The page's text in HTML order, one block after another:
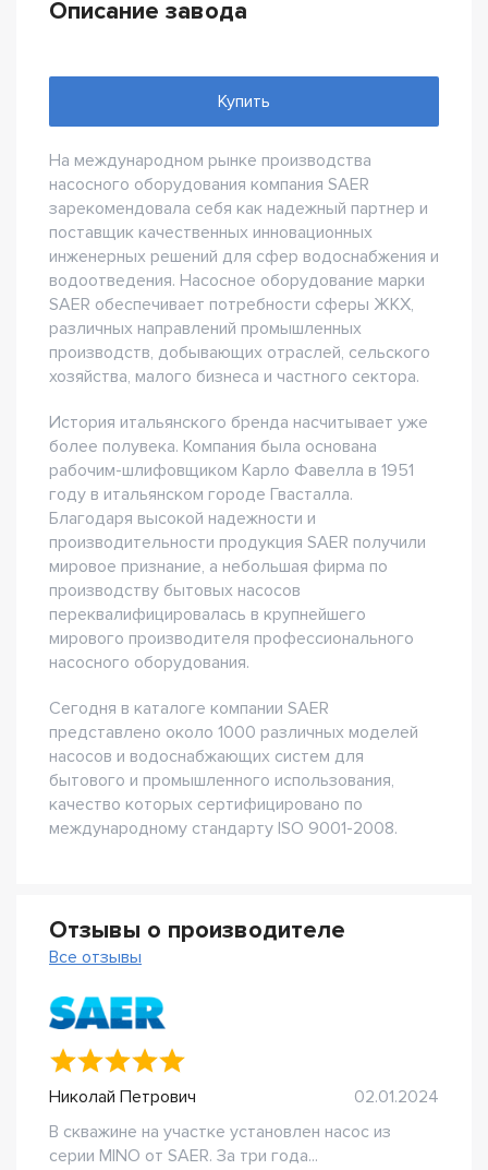
Описание завода
Купить
На международном рынке производства
насосного оборудования компания SAER
зарекомендовала себя как надежный партнер и
поставщик качественных инновационных
инженерных решений для сфер водоснабжения и
водоотведения. Насосное оборудование марки
SAER обеспечивает потребности сферы ЖКХ,
различных направлений промышленных
производств, добывающих отраслей, сельского
хозяйства, малого бизнеса и частного сектора.
История итальянского бренда насчитывает уже
более полувека. Компания была основана
рабочим-шлифовщиком Карло Фавелла в 1951
году в итальянском городе Гвасталла.
Благодаря высокой надежности и
производительности продукция SAER получили
мировое признание, а небольшая фирма по
производству бытовых насосов
переквалифицировалась в крупнейшего
мирового производителя профессионального
насосного оборудования.
Сегодня в каталоге компании SAER
представлено около 1000 различных моделей
насосов и водоснабжающих систем для
бытового и промышленного использования,
качество которых сертифицировано по
международному стандарту ISO 9001-2008.
Отзывы о производителе
Все отзывы
Николай Петрович
02.01.2024
В скважине на участке установлен насос из
серии MINO от SAER. За три года...